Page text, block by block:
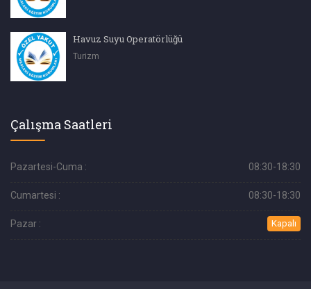
Havuz Suyu Operatörlüğü
Turizm
Çalışma Saatleri
Pazartesi-Cuma : 08:30-18:30
Cumartesi : 08:30-18:30
Pazar : Kapalı